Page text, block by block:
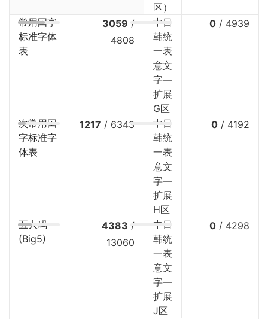
区）
常用国字
标准字体
表
3059 /
4808
中日
韩统
一表
意文
字—
扩展
G区
0 / 4939
次常用国
字标准字
体表
1217 / 6343
中日
韩统
一表
意文
字—
扩展
H区
0 / 4192
五大码
(Big5)
4383 /
13060
中日
韩统
一表
意文
字—
扩展
J区
0 / 4298